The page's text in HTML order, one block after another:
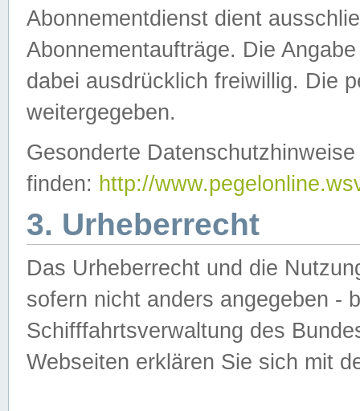
Abonnementdienst dient
Abonnementaufträge. Die
dabei ausdrücklich freiwillig. Die
weitergegeben.
Gesonderte
finden: http://
3. Urheberrecht
Das Urheberrecht und die
sofern nicht anders angegeben -
Schifffahrtsverwaltung des
Webseiten erklären Sie sich mit